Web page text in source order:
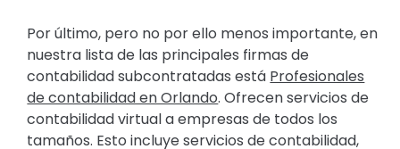
Por último, pero no por ello menos importante, en
nuestra lista de las principales firmas de
contabilidad subcontratadas está Profesionales
de contabilidad en Orlando. Ofrecen servicios de
contabilidad virtual a empresas de todos los
tamaños. Esto incluye servicios de contabilidad,